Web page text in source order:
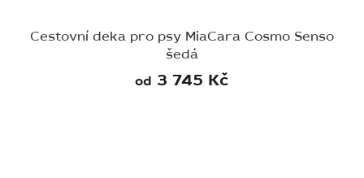
Cestovní deka pro psy MiaCara Cosmo Senso
šedá
od 3 745 Kč